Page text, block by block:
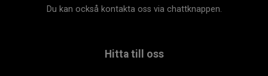
Du kan också kontakta oss via chattknappen.
Hitta till oss